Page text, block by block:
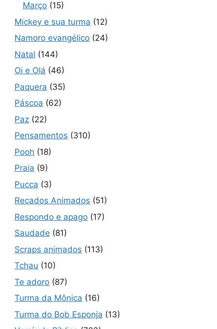
Março (15)
Mickey e sua turma (12)
Namoro evangélico (24)
Natal (144)
Oi e Olá (46)
Paquera (35)
Páscoa (62)
Paz (22)
Pensamentos (310)
Pooh (18)
Praia (9)
Pucca (3)
Recados Animados (51)
Respondo e apago (17)
Saudade (81)
Scraps animados (113)
Tchau (10)
Te adoro (87)
Turma da Mônica (16)
Turma do Bob Esponja (13)